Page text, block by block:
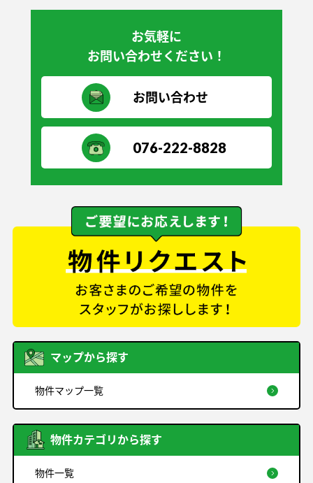
お気軽に
お問い合わせください！
お問い合わせ
076-222-8828
マップから探す
物件マップ一覧
物件カテゴリから探す
物件一覧